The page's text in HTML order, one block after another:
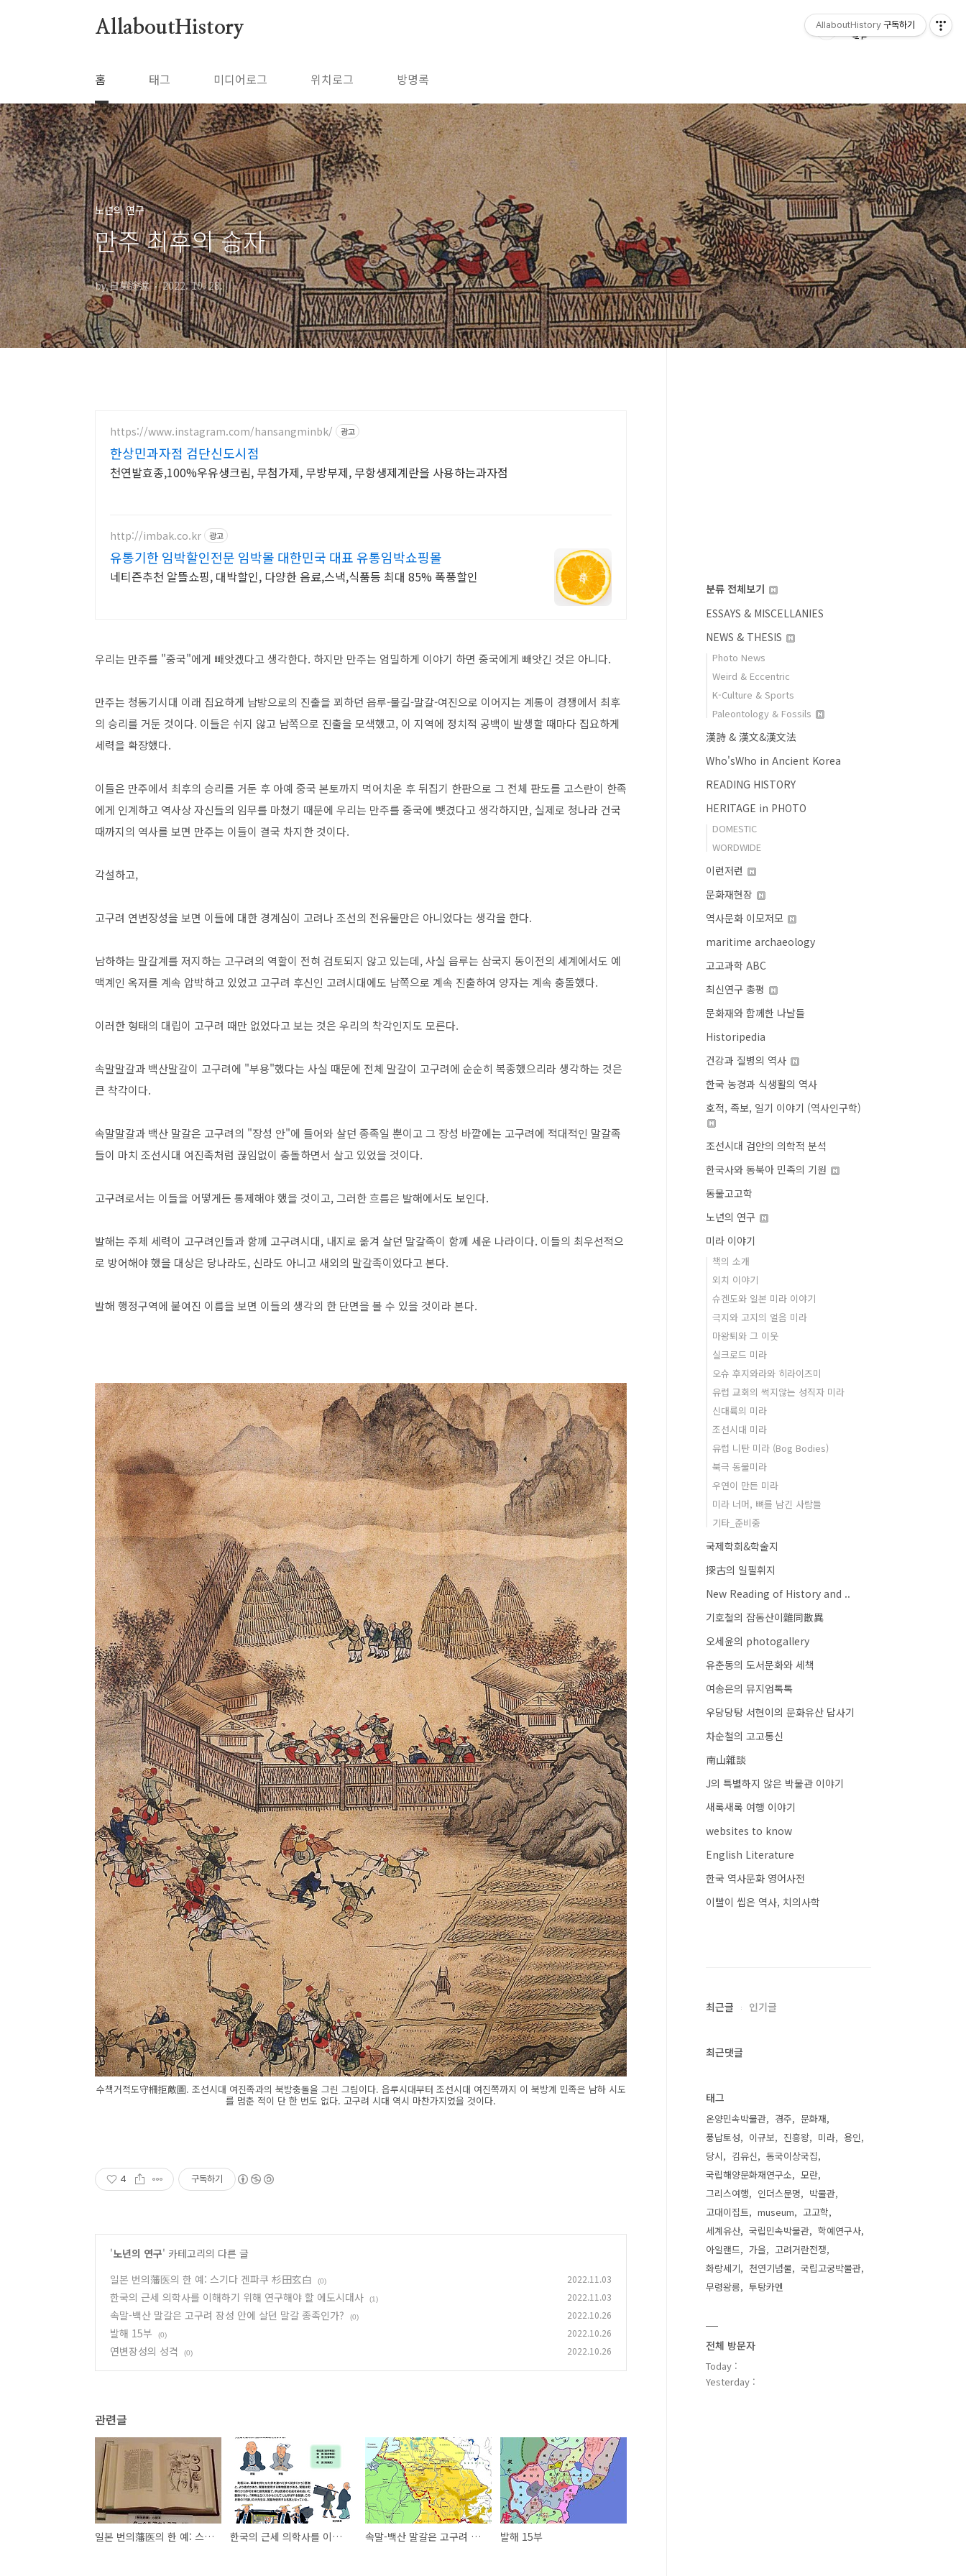
AllaboutHistory
홈 태그 미디어로그 위치로그 방명록
노년의 연구
만주 최후의 승자
by 日莫途遠 2022. 10. 28.
https://www.instagram.com/hansangminbk/ 광고
한상민과자점 검단신도시점
천연발효종,100%우유생크림, 무첨가제, 무방부제, 무항생제계란을 사용하는과자점
http://imbak.co.kr 광고
유통기한 임박할인전문 임박몰 대한민국 대표 유통임박쇼핑몰
네티즌추천 알뜰쇼핑, 대박할인, 다양한 음료,스낵,식품등 최대 85% 폭풍할인
우리는 만주를 "중국"에게 빼앗겠다고 생각한다. 하지만 만주는 엄밀하게 이야기 하면 중국에게 빼앗긴 것은 아니다.
만주는 청동기시대 이래 집요하게 남방으로의 진출을 꾀하던 읍루-물길-말갈-여진으로 이어지는 계통이 경쟁에서 최후
의 승리를 거둔 것이다. 이들은 쉬지 않고 남쪽으로 진출을 모색했고, 이 지역에 정치적 공백이 발생할 때마다 집요하게
세력을 확장했다.
이들은 만주에서 최후의 승리를 거둔 후 아예 중국 본토까지 먹어치운 후 뒤집기 한판으로 그 전체 판도를 고스란이 한족
에게 인계하고 역사상 자신들의 임무를 마쳤기 때문에 우리는 만주를 중국에 뺏겼다고 생각하지만, 실제로 청나라 건국
때까지의 역사를 보면 만주는 이들이 결국 차지한 것이다.
각설하고,
고구려 연변장성을 보면 이들에 대한 경계심이 고려나 조선의 전유물만은 아니었다는 생각을 한다.
남하하는 말갈계를 저지하는 고구려의 역할이 전혀 검토되지 않고 있는데, 사실 읍루는 삼국지 동이전의 세계에서도 예
맥계인 옥저를 계속 압박하고 있었고 고구려 후신인 고려시대에도 남쪽으로 계속 진출하여 양자는 계속 충돌했다.
이러한 형태의 대립이 고구려 때만 없었다고 보는 것은 우리의 착각인지도 모른다.
속말말갈과 백산말갈이 고구려에 "부용"했다는 사실 때문에 전체 말갈이 고구려에 순순히 복종했으리라 생각하는 것은
큰 착각이다.
속말말갈과 백산 말갈은 고구려의 "장성 안"에 들어와 살던 종족일 뿐이고 그 장성 바깥에는 고구려에 적대적인 말갈족
들이 마치 조선시대 여진족처럼 끊임없이 충돌하면서 살고 있었을 것이다.
고구려로서는 이들을 어떻게든 통제해야 했을 것이고, 그러한 흐름은 발해에서도 보인다.
발해는 주체 세력이 고구려인들과 함께 고구려시대, 내지로 옮겨 살던 말갈족이 함께 세운 나라이다. 이들의 최우선적으
로 방어해야 했을 대상은 당나라도, 신라도 아니고 새외의 말갈족이었다고 본다.
발해 행정구역에 붙여진 이름을 보면 이들의 생각의 한 단면을 볼 수 있을 것이라 본다.
수책거적도守柵拒敵圖. 조선시대 여진족과의 북방충돌을 그린 그림이다. 읍루시대부터 조선시대 여진쪽까지 이 북방계 민족은 남하 시도
를 멈춘 적이 단 한 번도 없다. 고구려 시대 역시 마찬가지였을 것이다.
4 구독하기
'노년의 연구' 카테고리의 다른 글
일본 번의藩医의 한 예: 스기다 겐파쿠 杉田玄白
(0) 2022.11.03
한국의 근세 의학사를 이해하기 위해 연구해야 할 에도시대사 (1) 2022.11.03
속말-백산 말갈은 고구려 장성 안에 살던 말갈 종족인가? (0) 2022.10.26
발해 15부 (0) 2022.10.26
연변장성의 성격 (0) 2022.10.26
관련글
일본 번의藩医의 한 예: 스기다 겐파쿠 杉田玄白 한국의 근세 의학사를 이해하기 위해 연구해야 할 에도시대사 속말-백산 말갈은 고구려 장성 안에 살던 말갈 종족인가? 발해 15부
분류 전체보기
ESSAYS & MISCELLANIES
NEWS & THESIS
Photo News
Weird & Eccentric
K-Culture & Sports
Paleontology & Fossils
漢詩 & 漢文&漢文法
Who'sWho in Ancient Korea
READING HISTORY
HERITAGE in PHOTO
DOMESTIC
WORDWIDE
이런저런
문화재현장
역사문화 이모저모
maritime archaeology
고고과학 ABC
최신연구 총평
문화재와 함께한 나날들
Historipedia
건강과 질병의 역사
한국 농경과 식생활의 역사
호적, 족보, 일기 이야기 (역사인구학)
조선시대 검안의 의학적 분석
한국사와 동북아 민족의 기원
동물고고학
노년의 연구
미라 이야기
책의 소개
외치 이야기
슈겐도와 일본 미라 이야기
극지와 고지의 얼음 미라
마왕퇴와 그 이웃
실크로드 미라
오슈 후지와라와 히라이즈미
유럽 교회의 썩지않는 성직자 미라
신대륙의 미라
조선시대 미라
유럽 니탄 미라 (Bog Bodies)
북극 동물미라
우연이 만든 미라
미라 너머, 뼈를 남긴 사람들
기타_준비중
국제학회&학술지
探古의 일필휘지
New Reading of History and ..
기호철의 잡동산이雜同散異
오세윤의 photogallery
유춘동의 도서문화와 세책
여송은의 뮤지엄톡톡
우당당탕 서현이의 문화유산 답사기
차순철의 고고통신
南山雜談
J의 특별하지 않은 박물관 이야기
새록새록 여행 이야기
websites to know
English Literature
한국 역사문화 영어사전
이빨이 씹은 역사, 치의사학
최근글 인기글
최근댓글
태그
온양민속박물관 경주
문화재
풍납토성
이규보 진흥왕 미라
용인
당시
김유신
동국이상국집
국립해양문화재연구소
모란
그리스여행
인더스문명
박물관
고대이집트
museum
고고학
세계유산
국립민속박물관
학예연구사
아일랜드
가을
고려거란전쟁
화랑세기
천연기념물
국립고궁박물관
무령왕릉
투탕카멘
전체 방문자
Today :
Yesterday :
AllaboutHistory 구독하기